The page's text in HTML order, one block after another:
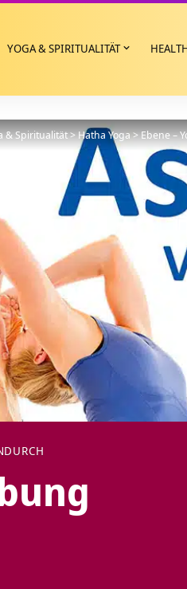
YOGA & SPIRITUALITÄT
& Spiritualität>Hatha Yoga>Ebene –